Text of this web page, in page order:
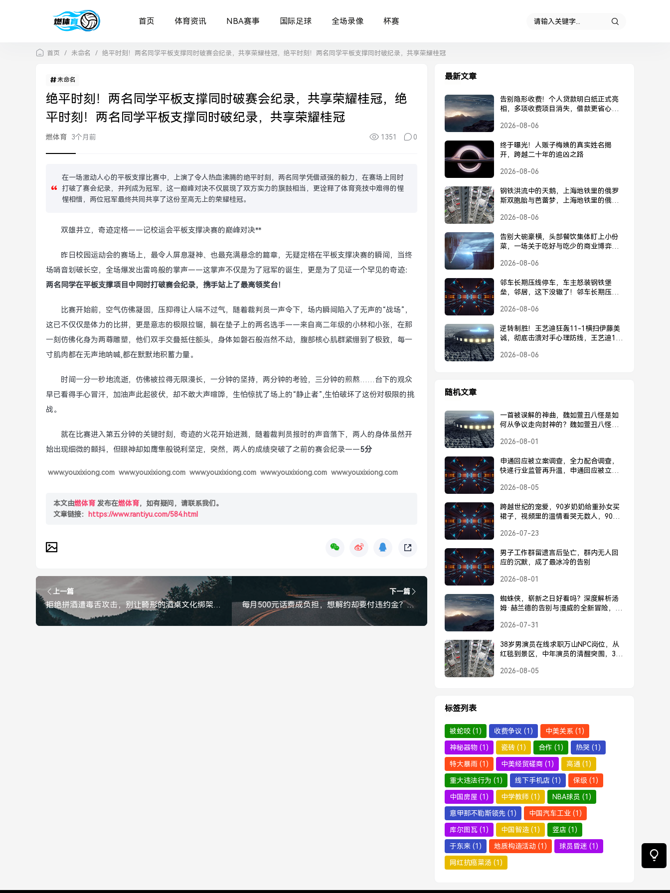
首页 体育资讯 NBA赛事 国际足球 全场录像 杯赛
首页 / 未命名 / 绝平时刻！两名同学平板支撑同时破赛会纪录，共享荣耀桂冠，绝平时刻！两名同学平板支撑同时破纪录，共享荣耀桂冠
未命名
绝平时刻！两名同学平板支撑同时破赛会纪录，共享荣耀桂冠，绝
平时刻！两名同学平板支撑同时破纪录，共享荣耀桂冠
燃体育 3个月前 1351 0
在一场激动人心的平板支撑比赛中，上演了令人热血沸腾的绝平时刻，两名同学凭借顽强的毅力，在赛场上同时
打破了赛会纪录，并列成为冠军，这一巅峰对决不仅展现了双方实力的旗鼓相当，更诠释了体育竞技中难得的惺
惺相惜，两位冠军最终共同共享了这份至高无上的荣耀桂冠。
双雄并立，奇迹定格——记校运会平板支撑决赛的巅峰对决**
昨日校园运动会的赛场上，最令人屏息凝神、也最充满悬念的篇章，无疑定格在平板支撑决赛的瞬间，当终
场哨音划破长空，全场爆发出雷鸣般的掌声——这掌声不仅是为了冠军的诞生，更是为了见证一个罕见的奇迹：
两名同学在平板支撑项目中同时打破赛会纪录，携手站上了最高领奖台！
比赛开始前，空气仿佛凝固，压抑得让人喘不过气，随着裁判员一声令下，场内瞬间陷入了无声的“战场”，
这已不仅仅是体力的比拼，更是意志的极限拉锯，躺在垫子上的两名选手——来自高二年级的小林和小张，在那
一刻仿佛化身为两尊雕塑，他们双手交叠抵住额头，身体如磐石般岿然不动，腹部核心肌群紧绷到了极致，每一
寸肌肉都在无声地呐喊,都在默默地积蓄力量。
时间一分一秒地流逝，仿佛被拉得无限漫长，一分钟的坚持，两分钟的考验，三分钟的煎熬……台下的观众
早已看得手心冒汗，加油声此起彼伏，却不敢大声喧哗，生怕惊扰了场上的“静止者”,生怕破坏了这份对极限的挑
战。
就在比赛进入第五分钟的关键时刻，奇迹的火花开始迸溅，随着裁判员报时的声音落下，两人的身体虽然开
始出现细微的颤抖，但眼神却如鹰隼般锐利坚定，突然，两人的成绩突破了之前的赛会纪录——5分
www.youxixiong.com www.youxixiong.com www.youxixiong.com www.youxixiong.com www.youxixiong.com
本文由燃体育发布在燃体育，如有疑问，请联系我们。
文章链接：
https://www.rantiyu.com/584.html
上一篇
拒绝拼酒遭毒舌攻击，别让畸形的酒桌文化绑架了正常社交，拒绝拼酒遭毒舌攻击，警惕畸形酒桌文化绑架社交
下一篇
每月500元话费成负担，想解约却要付违约金？老人的无奈谁来懂？每月500元话费成负担，老人想解约却难逃违约金
最新文章
告别隐形收费！个人贷款明白纸正式亮
相，多项收费项目消失，借款更省心，
费
2026-08-06
终于曝光！人贩子梅姨的真实姓名揭
开，跨越二十年的追凶之路
2026-08-06
钢铁洪流中的天鹅，上海地铁里的俄罗
斯双胞胎与芭蕾梦，上海地铁里的俄罗
2026-08-06
告别大碗豪横，头部餐饮集体盯上小份
菜，一场关于吃好与吃少的商业博弈，
横的商业博弈
2026-08-06
邻车长期压线停车，车主怒装钢铁堡
垒，邻居，这下没辙了！邻车长期压
没辙了！
2026-08-06
逆转制胜！王艺迪狂轰11-1横扫伊藤美
诚，彻底击溃对手心理防线，王艺迪11-
2026-08-06
随机文章
一首被误解的神曲，魏如萱丑八怪是如
何从争议走向封神的？魏如萱丑八怪，
2026-08-01
申通回应被立案调查，全力配合调查，
快递行业监管再升温，申通回应被立案
2026-08-05
跨越世纪的宠爱，90岁奶奶给重孙女买
裙子，视频里的温情看哭无数人，90岁
看哭无数人
2026-07-23
男子工作群留遗言后坠亡，群内无人回
应的沉默，成了最冰冷的告别
2026-08-01
蜘蛛侠，崭新之日好看吗？深度解析汤
姆·赫兰德的告别与漫威的全新冒险，蜘
的告别与漫威的全新冒险
2026-07-31
38岁男演员在线求职万山NPC岗位，从
红毯到景区，中年演员的清醒突围，38
区，中年演员的清醒突围
2026-08-05
标签列表
被蛇咬 (1) 收费争议 (1) 中美关系 (1)
神秘器物 (1) 瓷砖 (1) 合作 (1) 热哭 (1)
特大暴雨 (1) 中美经贸磋商 (1) 高通 (1)
重大违法行为 (1) 线下手机店 (1) 保级 (1)
中国房屋 (1) 中学教师 (1) NBA球员 (1)
意甲那不勒斯领先 (1) 中国汽车工业 (1)
库尔图瓦 (1) 中国智造 (1) 竖店 (1)
于东来 (1) 地质构造活动 (1) 球员昏迷 (1)
网红抗癌菜汤 (1)